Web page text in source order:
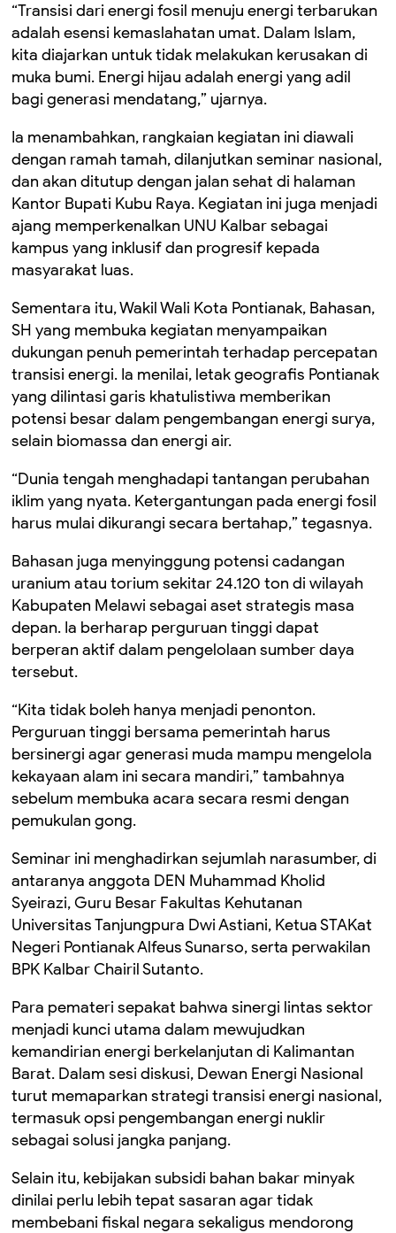
“Transisi dari energi fosil menuju energi terbarukan
adalah esensi kemaslahatan umat. Dalam Islam,
kita diajarkan untuk tidak melakukan kerusakan di
muka bumi. Energi hijau adalah energi yang adil
bagi generasi mendatang,” ujarnya.
Ia menambahkan, rangkaian kegiatan ini diawali
dengan ramah tamah, dilanjutkan seminar nasional,
dan akan ditutup dengan jalan sehat di halaman
Kantor Bupati Kubu Raya. Kegiatan ini juga menjadi
ajang memperkenalkan UNU Kalbar sebagai
kampus yang inklusif dan progresif kepada
masyarakat luas.
Sementara itu, Wakil Wali Kota Pontianak, Bahasan,
SH yang membuka kegiatan menyampaikan
dukungan penuh pemerintah terhadap percepatan
transisi energi. Ia menilai, letak geografis Pontianak
yang dilintasi garis khatulistiwa memberikan
potensi besar dalam pengembangan energi surya,
selain biomassa dan energi air.
“Dunia tengah menghadapi tantangan perubahan
iklim yang nyata. Ketergantungan pada energi fosil
harus mulai dikurangi secara bertahap,” tegasnya.
Bahasan juga menyinggung potensi cadangan
uranium atau torium sekitar 24.120 ton di wilayah
Kabupaten Melawi sebagai aset strategis masa
depan. Ia berharap perguruan tinggi dapat
berperan aktif dalam pengelolaan sumber daya
tersebut.
“Kita tidak boleh hanya menjadi penonton.
Perguruan tinggi bersama pemerintah harus
bersinergi agar generasi muda mampu mengelola
kekayaan alam ini secara mandiri,” tambahnya
sebelum membuka acara secara resmi dengan
pemukulan gong.
Seminar ini menghadirkan sejumlah narasumber, di
antaranya anggota DEN Muhammad Kholid
Syeirazi, Guru Besar Fakultas Kehutanan
Universitas Tanjungpura Dwi Astiani, Ketua STAKat
Negeri Pontianak Alfeus Sunarso, serta perwakilan
BPK Kalbar Chairil Sutanto.
Para pemateri sepakat bahwa sinergi lintas sektor
menjadi kunci utama dalam mewujudkan
kemandirian energi berkelanjutan di Kalimantan
Barat. Dalam sesi diskusi, Dewan Energi Nasional
turut memaparkan strategi transisi energi nasional,
termasuk opsi pengembangan energi nuklir
sebagai solusi jangka panjang.
Selain itu, kebijakan subsidi bahan bakar minyak
dinilai perlu lebih tepat sasaran agar tidak
membebani fiskal negara sekaligus mendorong